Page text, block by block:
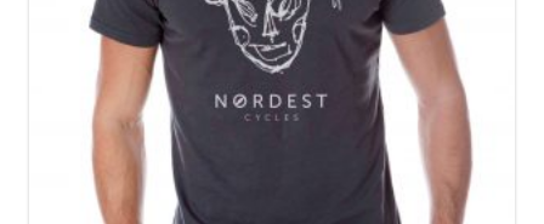
opciones
se
pueden
elegir